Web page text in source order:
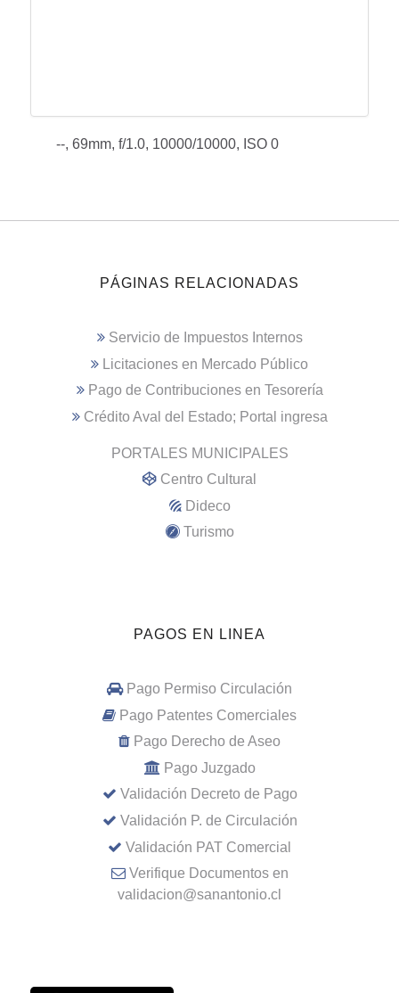
--, 69mm, f/1.0, 10000/10000, ISO 0
PÁGINAS RELACIONADAS
Servicio de Impuestos Internos
Licitaciones en Mercado Público
Pago de Contribuciones en Tesorería
Crédito Aval del Estado; Portal ingresa
PORTALES MUNICIPALES
Centro Cultural
Dideco
Turismo
PAGOS EN LINEA
Pago Permiso Circulación
Pago Patentes Comerciales
Pago Derecho de Aseo
Pago Juzgado
Validación Decreto de Pago
Validación P. de Circulación
Validación PAT Comercial
Verifique Documentos en
validacion@sanantonio.cl